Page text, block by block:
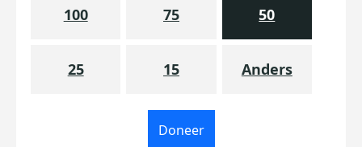
100 75 50
25 15 Anders
Doneer